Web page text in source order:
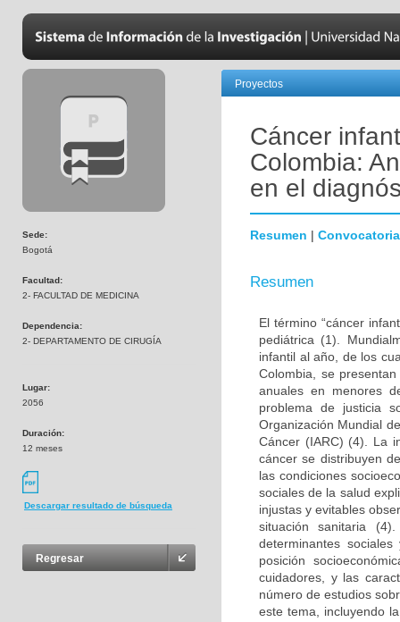
Sede:
Bogotá
Facultad:
2- FACULTAD DE MEDICINA
Dependencia:
2- DEPARTAMENTO DE CIRUGÍA
Lugar:
2056
Duración:
12 meses
Descargar resultado de búsqueda
Regresar
Proyectos
Cáncer
Colombia:
en el
Resumen | Convocatoria
Resumen
El término “cáncer
pediátrica (1).
infantil al año, de los
Colombia, se
anuales en menores
problema de justicia
Organización Mundial
Cáncer (IARC) (4). La
cáncer se distribuyen
las condiciones
sociales de la salud
injustas y evitables
situación sanitaria
determinantes
posición
cuidadores, y las
número de estudios
este tema, incluyendo